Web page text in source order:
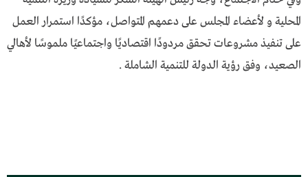
المحلية و لأعضاء المجلس على دعمهم المتواصل، مؤكدًا استمرار العمل
على تنفيذ مشروعات تحقق مردودًا اقتصاديًا واجتماعيًا ملموسًا لأهالي
الصعيد، وفق رؤية الدولة للتنمية الشاملة .